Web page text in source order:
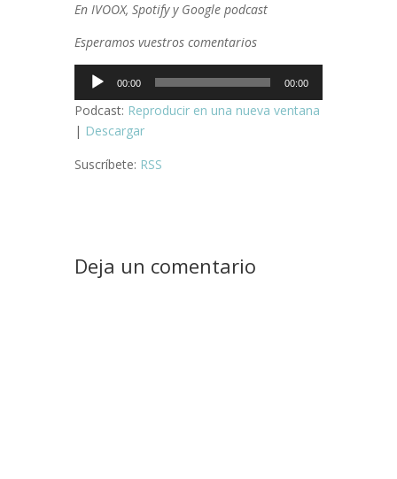
En IVOOX, Spotify y Google podcast
Esperamos vuestros comentarios
Reproductor
audio
00:00 00:00
Podcast: Reproducir en una nueva ventana
| Descargar
Suscríbete: RSS
Deja un comentario